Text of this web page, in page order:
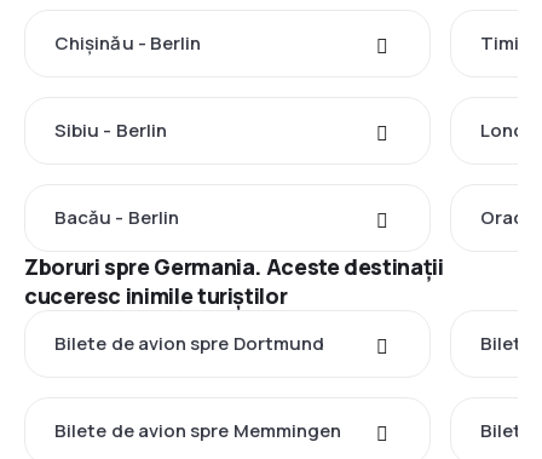
Chișinău - Berlin
Sibiu - Berlin
Bacău - Berlin
Zboruri spre Germania. Aceste destinații
cuceresc inimile turiștilor
Bilete de avion spre Dortmund Bilete
Bilete de avion spre Memmingen Bilete